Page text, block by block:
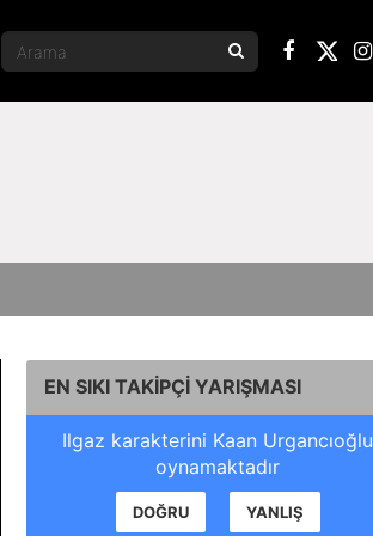
EN SIKI TAKİPÇİ YARIŞMASI
Ilgaz karakterini Kaan Urgancıoğlu
oynamaktadır
DOĞRU YANLIŞ